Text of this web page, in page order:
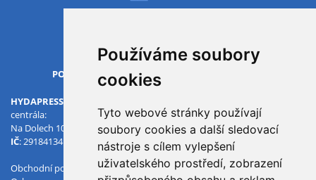
Používáme soubory
cookies
Tyto webové stránky používají
soubory cookies a další sledovací
nástroje s cílem vylepšení
uživatelského prostředí, zobrazení
OTVÍRACÍ DOBA
PO-PÁ
HYDAPRESS CZ s.r.o.
centrála:
Na Dolech 109 586 01 Jihlava
IČ: 29184134 : CZ29184134
Obchodní podmínky